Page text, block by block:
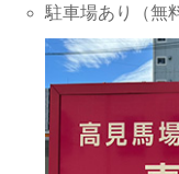
駐車場あり（無